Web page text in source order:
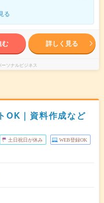
る
む 詳しく見る
ソナルビジネス
OK｜資料作成など
土日祝日が休み WEB登録OK